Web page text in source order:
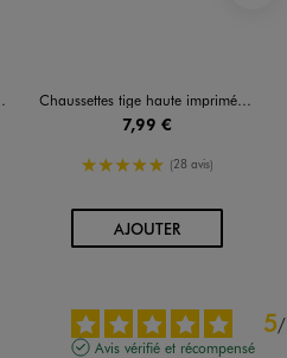
Chaussettes tige haute imprimées garçon - Minecraft (lot de 3)
7,99 €
5/5 de moyenne
(28 avis)
AJOUTERAU PANIER
5/
Avis vérifié et récompensé